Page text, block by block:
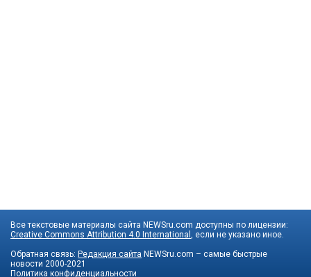
Все текстовые материалы сайта NEWSru.com доступны по лицензии:
Creative Commons Attribution 4.0 International , если не указано иное.
Обратная связь: Редакция сайта NEWSru.com – самые быстрые
новости 2000-2021
Политика конфиденциальности